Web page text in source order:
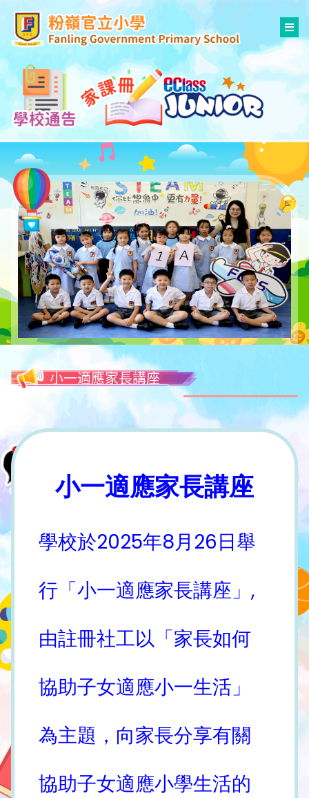
小一適應家長講座
小一適應家長講座
學校於2025年8月26日舉
行「小一適應家長講座」,
由註冊社工以「家長如何
協助子女適應小一生活」
為主題，向家長分享有關
協助子女適應小學生活的